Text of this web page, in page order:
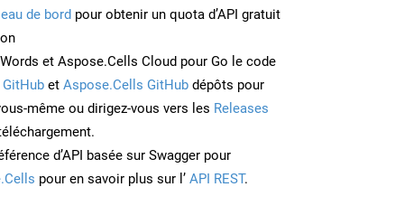
de bord pour obtenir un quota d’API gratuit
et Aspose.Cells Cloud pour Go le code
et Aspose.Cells GitHub dépôts pour
même ou dirigez-vous vers les Releases
d’API basée sur Swagger pour
pour en savoir plus sur l’ API REST.